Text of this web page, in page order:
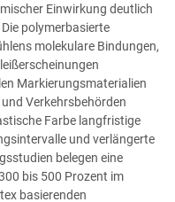
Einwirkung deutlich
polymerbasierte
molekulare Bindungen,
Markierungsmaterialien
Verkehrsbehörden
Farbe langfristige
und verlängerte
belegen eine
bis 500 Prozent im
basierenden